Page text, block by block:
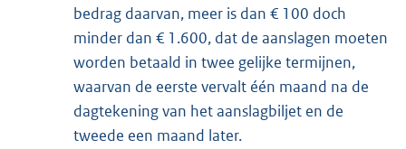
bedrag daarvan, meer is dan € 100 doch
minder dan € 1.600, dat de aanslagen moeten
worden betaald in twee gelijke termijnen,
waarvan de eerste vervalt één maand na de
dagtekening van het aanslagbiljet en de
tweede een maand later.